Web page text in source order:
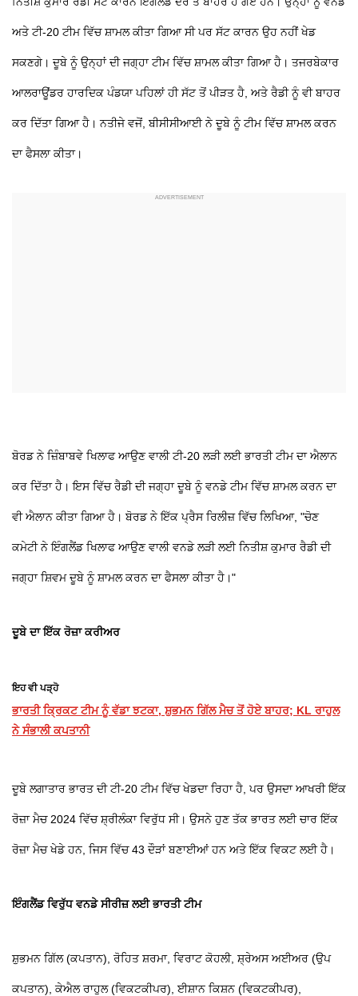
ਅਤੇ ਟੀ-20 ਟੀਮ ਵਿੱਚ ਸ਼ਾਮਲ ਕੀਤਾ ਗਿਆ ਸੀ ਪਰ ਸੱਟ ਕਾਰਨ ਉਹ ਨਹੀਂ ਖੇਡ
ਸਕਣਗੇ। ਦੂਬੇ ਨੂੰ ਉਨ੍ਹਾਂ ਦੀ ਜਗ੍ਹਾ ਟੀਮ ਵਿੱਚ ਸ਼ਾਮਲ ਕੀਤਾ ਗਿਆ ਹੈ। ਤਜਰਬੇਕਾਰ
ਆਲਰਾਊਂਡਰ ਹਾਰਦਿਕ ਪੰਡਯਾ ਪਹਿਲਾਂ ਹੀ ਸੱਟ ਤੋਂ ਪੀੜਤ ਹੈ, ਅਤੇ ਰੈਡੀ ਨੂੰ ਵੀ ਬਾਹਰ
ਕਰ ਦਿੱਤਾ ਗਿਆ ਹੈ। ਨਤੀਜੇ ਵਜੋਂ, ਬੀਸੀਸੀਆਈ ਨੇ ਦੂਬੇ ਨੂੰ ਟੀਮ ਵਿੱਚ ਸ਼ਾਮਲ ਕਰਨ
ਦਾ ਫੈਸਲਾ ਕੀਤਾ।
ਬੋਰਡ ਨੇ ਜ਼ਿੰਬਾਬਵੇ ਖਿਲਾਫ ਆਉਣ ਵਾਲੀ ਟੀ-20 ਲੜੀ ਲਈ ਭਾਰਤੀ ਟੀਮ ਦਾ ਐਲਾਨ
ਕਰ ਦਿੱਤਾ ਹੈ। ਇਸ ਵਿੱਚ ਰੈਡੀ ਦੀ ਜਗ੍ਹਾ ਦੂਬੇ ਨੂੰ ਵਨਡੇ ਟੀਮ ਵਿੱਚ ਸ਼ਾਮਲ ਕਰਨ ਦਾ
ਵੀ ਐਲਾਨ ਕੀਤਾ ਗਿਆ ਹੈ। ਬੋਰਡ ਨੇ ਇੱਕ ਪ੍ਰੈਸ ਰਿਲੀਜ਼ ਵਿੱਚ ਲਿਖਿਆ, "ਚੋਣ
ਕਮੇਟੀ ਨੇ ਇੰਗਲੈਂਡ ਖਿਲਾਫ ਆਉਣ ਵਾਲੀ ਵਨਡੇ ਲੜੀ ਲਈ ਨਿਤੀਸ਼ ਕੁਮਾਰ ਰੈਡੀ ਦੀ
ਜਗ੍ਹਾ ਸ਼ਿਵਮ ਦੂਬੇ ਨੂੰ ਸ਼ਾਮਲ ਕਰਨ ਦਾ ਫੈਸਲਾ ਕੀਤਾ ਹੈ।"
ਦੂਬੇ ਦਾ ਇੱਕ ਰੋਜ਼ਾ ਕਰੀਅਰ
ਇਹ ਵੀ ਪੜ੍ਹੋ
ਭਾਰਤੀ ਕ੍ਰਿਕਟ ਟੀਮ ਨੂੰ ਵੱਡਾ ਝਟਕਾ, ਸ਼ੁਭਮਨ ਗਿੱਲ ਮੈਚ ਤੋਂ ਹੋਏ ਬਾਹਰ; KL ਰਾਹੁਲ
ਨੇ ਸੰਭਾਲੀ ਕਪਤਾਨੀ
ਦੂਬੇ ਲਗਾਤਾਰ ਭਾਰਤ ਦੀ ਟੀ-20 ਟੀਮ ਵਿੱਚ ਖੇਡਦਾ ਰਿਹਾ ਹੈ, ਪਰ ਉਸਦਾ ਆਖਰੀ ਇੱਕ
ਰੋਜ਼ਾ ਮੈਚ 2024 ਵਿੱਚ ਸ਼੍ਰੀਲੰਕਾ ਵਿਰੁੱਧ ਸੀ। ਉਸਨੇ ਹੁਣ ਤੱਕ ਭਾਰਤ ਲਈ ਚਾਰ ਇੱਕ
ਰੋਜ਼ਾ ਮੈਚ ਖੇਡੇ ਹਨ, ਜਿਸ ਵਿੱਚ 43 ਦੌੜਾਂ ਬਣਾਈਆਂ ਹਨ ਅਤੇ ਇੱਕ ਵਿਕਟ ਲਈ ਹੈ।
ਇੰਗਲੈਂਡ ਵਿਰੁੱਧ ਵਨਡੇ ਸੀਰੀਜ਼ ਲਈ ਭਾਰਤੀ ਟੀਮ
ਸ਼ੁਭਮਨ ਗਿੱਲ (ਕਪਤਾਨ), ਰੋਹਿਤ ਸ਼ਰਮਾ, ਵਿਰਾਟ ਕੋਹਲੀ, ਸ਼੍ਰੇਅਸ ਅਈਅਰ (ਉਪ
ਕਪਤਾਨ), ਕੇਐਲ ਰਾਹੁਲ (ਵਿਕਟਕੀਪਰ), ਈਸ਼ਾਨ ਕਿਸ਼ਨ (ਵਿਕਟਕੀਪਰ),